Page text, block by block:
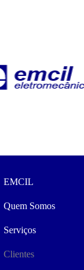
EMCIL
Quem Somos
Serviços
Clientes